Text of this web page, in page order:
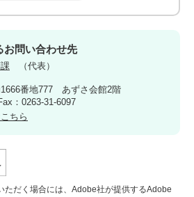
お問い合わせ先
代表
番地777 あずさ会館2階
：0263-31-6097
ちら
ただく場合には、Adobe社が提供するAdobe